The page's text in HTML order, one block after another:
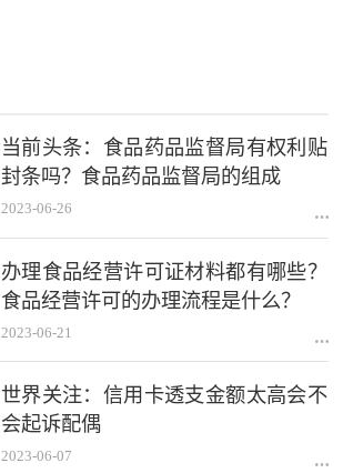
当前头条：食品药品监督局有权利贴
封条吗？食品药品监督局的组成
2023-06-26
办理食品经营许可证材料都有哪些？
食品经营许可的办理流程是什么？
2023-06-21
世界关注：信用卡透支金额太高会不
会起诉配偶
2023-06-07